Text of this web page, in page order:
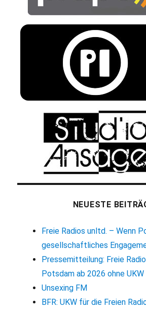
NEUESTE
Freie Radios unltd. – Wenn
gesellschaftliches
Pressemitteilung: Freie
Potsdam ab 2026 ohne UKW
Unsexing FM
BFR: UKW für die Freien